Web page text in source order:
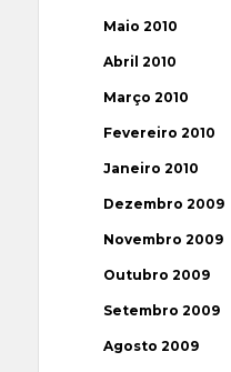
Maio 2010
Abril 2010
Março 2010
Fevereiro 2010
Janeiro 2010
Dezembro 2009
Novembro 2009
Outubro 2009
Setembro 2009
Agosto 2009